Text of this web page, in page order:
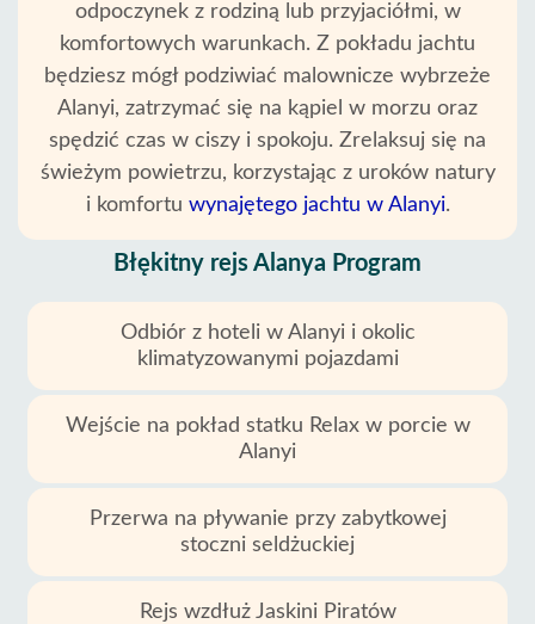
Warunki
Polityka
Prywatności
Skontaktuj
odpoczynek z rodziną lub przyjaciółmi, w
komfortowych warunkach. Z pokładu jachtu
będziesz mógł podziwiać malownicze wybrzeże
Alanyi, zatrzymać się na kąpiel w morzu oraz
spędzić czas w ciszy i spokoju. Zrelaksuj się na
świeżym powietrzu, korzystając z uroków natury
i komfortu wynajętego jachtu w Alanyi.
Błękitny rejs Alanya Program
Odbiór z hoteli w Alanyi i okolic
klimatyzowanymi pojazdami
Wejście na pokład statku Relax w porcie w
Alanyi
Przerwa na pływanie przy zabytkowej
stoczni seldżuckiej
Rejs wzdłuż Jaskini Piratów